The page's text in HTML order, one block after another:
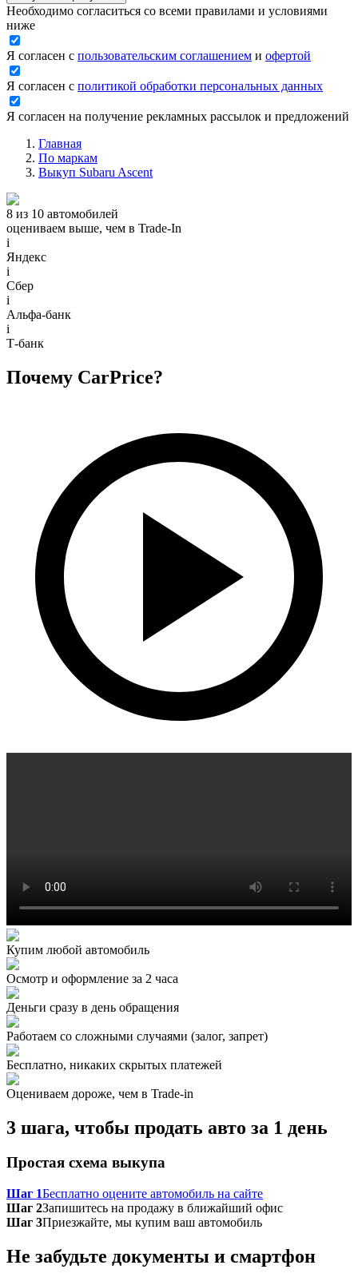
Необходимо согласиться со всеми правилами и условиями
ниже
Я согласен с пользовательским соглашением и офертой
Я согласен с политикой обработки персональных данных
Я согласен на получение рекламных рассылок и предложений
Главная
По маркам
Выкуп Subaru Ascent
8 из 10 автомобилей
оцениваем выше, чем в Trade‑In
i
Яндекс
i
Сбер
i
Альфа-банк
i
Т-банк
Почему CarPrice?
Купим любой автомобиль
Осмотр и оформление за 2 часа
Деньги сразу в день обращения
Работаем со сложными случаями (залог, запрет)
Бесплатно, никаких скрытых платежей
Оцениваем дороже, чем в Trade‑in
3 шага, чтобы продать авто за 1 день
Простая схема выкупа
Шаг 1Бесплатно оцените автомобиль на сайте
Шаг 2Запишитесь на продажу в ближайший офис
Шаг 3Приезжайте, мы купим ваш автомобиль
Не забудьте документы и смартфон